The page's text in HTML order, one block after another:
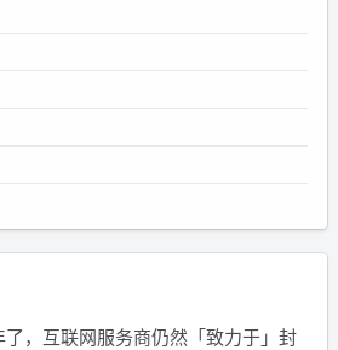
，互联网服务商仍然「致力于」封